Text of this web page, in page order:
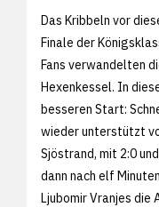
Das Kribbeln vor
Finale der
Fans verwandelten
Hexenkessel. In
besseren Start:
wieder unterstützt
Sjöstrand, mit 2:0
dann nach elf
Ljubomir Vranjes die